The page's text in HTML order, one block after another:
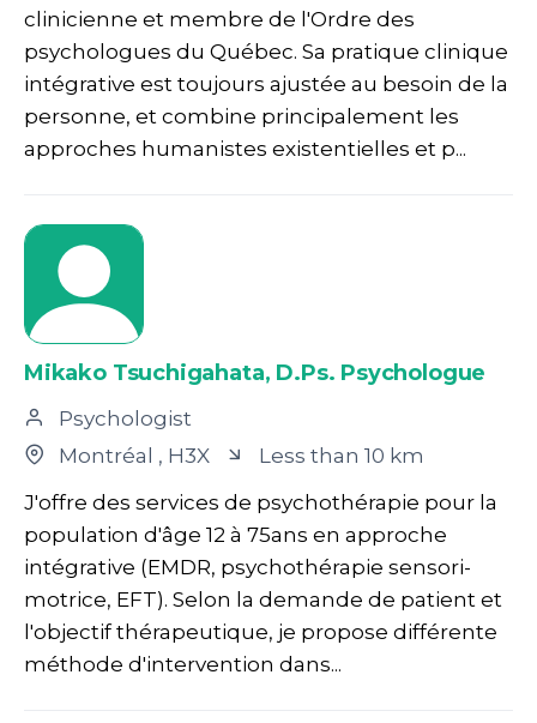
clinicienne et membre de l'Ordre des
psychologues du Québec. Sa pratique clinique
intégrative est toujours ajustée au besoin de la
personne, et combine principalement les
approches humanistes existentielles et p...
Mikako Tsuchigahata, D.Ps. Psychologue
Psychologist
Montréal , H3X
Less than 10 km
J'offre des services de psychothérapie pour la
population d'âge 12 à 75ans en approche
intégrative (EMDR, psychothérapie sensori-
motrice, EFT). Selon la demande de patient et
l'objectif thérapeutique, je propose différente
méthode d'intervention dans...